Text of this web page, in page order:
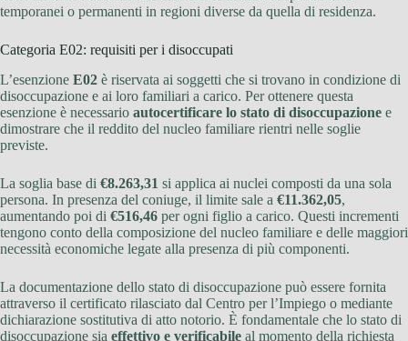
temporanei o permanenti in regioni diverse da quella di residenza.
Categoria E02: requisiti per i disoccupati
L’esenzione E02 è riservata ai soggetti che si trovano in condizione di
disoccupazione e ai loro familiari a carico. Per ottenere questa
esenzione è necessario autocertificare lo stato di disoccupazione e
dimostrare che il reddito del nucleo familiare rientri nelle soglie
previste.
La soglia base di €8.263,31 si applica ai nuclei composti da una sola
persona. In presenza del coniuge, il limite sale a €11.362,05,
aumentando poi di €516,46 per ogni figlio a carico. Questi incrementi
tengono conto della composizione del nucleo familiare e delle maggiori
necessità economiche legate alla presenza di più componenti.
La documentazione dello stato di disoccupazione può essere fornita
attraverso il certificato rilasciato dal Centro per l’Impiego o mediante
dichiarazione sostitutiva di atto notorio. È fondamentale che lo stato di
disoccupazione sia effettivo e verificabile al momento della richiesta